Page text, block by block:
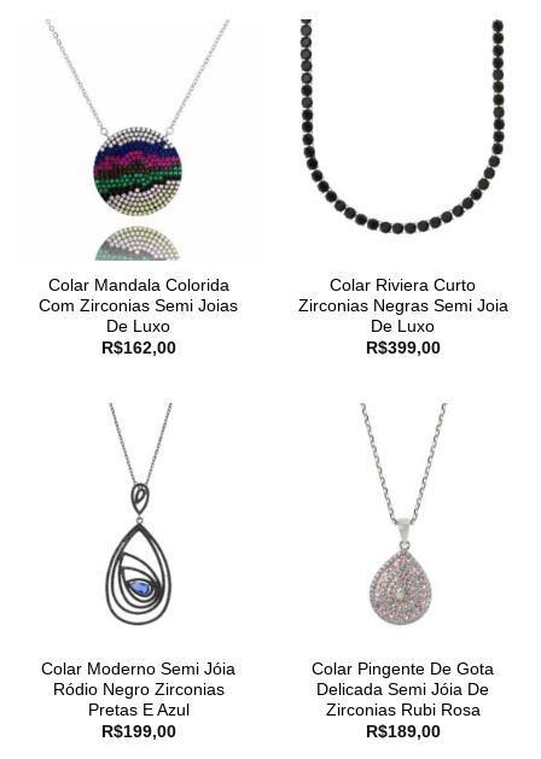
Colar Mandala Colorida
Com Zirconias Semi Joias
De Luxo
R$162,00
Colar Riviera Curto
Zirconias Negras Semi Joia
De Luxo
R$399,00
Colar Moderno Semi Jóia
Ródio Negro Zirconias
Pretas E Azul
R$199,00
Colar Pingente De Gota
Delicada Semi Jóia De
Zirconias Rubi Rosa
R$189,00